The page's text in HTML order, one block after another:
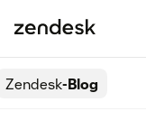
Zendesk-Blog